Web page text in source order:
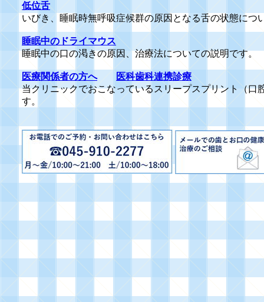
低位舌
いびき、睡眠時無呼吸症候群の原因となる舌の状態につ
睡眠中のドライマウス
睡眠中の口の渇きの原因、治療法についての説明です。
医療関係者の方へ
医科歯科連携診療
当クリニックでおこなっているスリープスプリント（口
す。